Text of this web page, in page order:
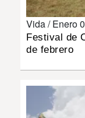
DEPORTES
Vida /Enero
Festival de
de febrero